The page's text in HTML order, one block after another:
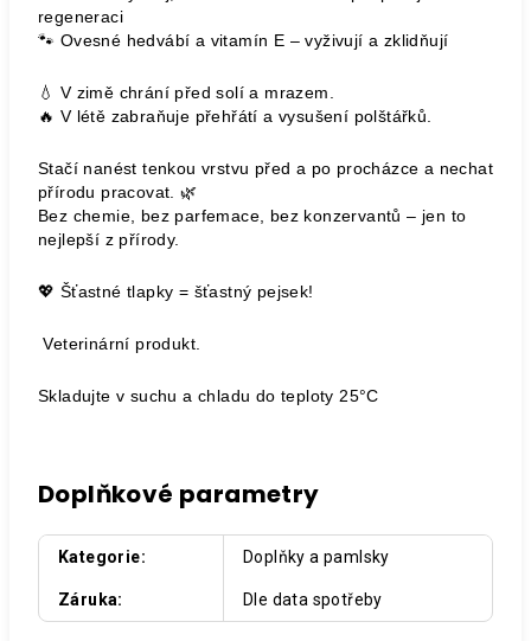
regeneraci
🐾 Ovesné hedvábí a vitamín E – vyživují a zklidňují
💧 V zimě chrání před solí a mrazem.
🔥 V létě zabraňuje přehřátí a vysušení polštářků.
Stačí nanést tenkou vrstvu před a po procházce a nechat
přírodu pracovat. 🌿
Bez chemie, bez parfemace, bez konzervantů – jen to
nejlepší z přírody.
💖 Šťastné tlapky = šťastný pejsek!
Veterinární produkt.
Skladujte v suchu a chladu do teploty 25°C
Doplňkové parametry
Kategorie: Doplňky a pamlsky
Záruka: Dle data spotřeby